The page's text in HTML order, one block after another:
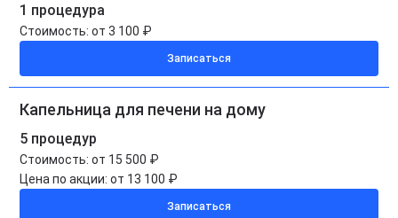
1 процедура
Стоимость: от 3 100 ₽
Записаться
Капельница для печени на дому
5 процедур
Стоимость: от 15 500 ₽
Цена по акции: от 13 100 ₽
Записаться